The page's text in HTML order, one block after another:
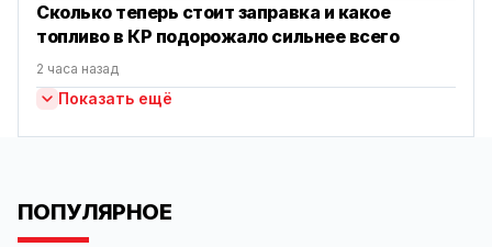
Сколько теперь стоит заправка и какое
топливо в КР подорожало сильнее всего
2 часа назад
Показать ещё
ПОПУЛЯРНОЕ